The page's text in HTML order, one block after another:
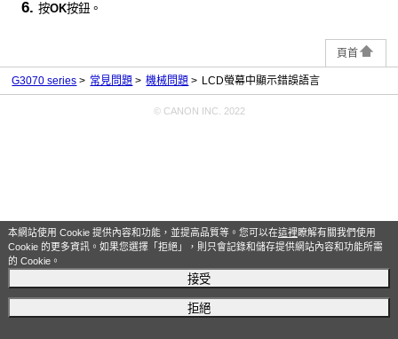
本網站使用 Cookie 提供內容和功能，並提高品質等。您可以在這裡瞭解有關我們使用
Cookie 的更多資訊。如果您選擇「拒絕」，則只會記錄和儲存提供網站內容和功能所需
的 Cookie。
接受
拒絕
按OK按鈕。
頁首
G3070 series 常見問題 機械問題 LCD螢幕中顯示錯誤語言
© CANON INC. 2022